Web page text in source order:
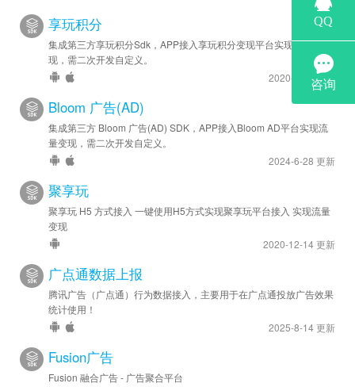
享玩积分
集成第三方享玩积分Sdk，APP接入享玩积分变现平台实现流量变
现，需二次开发自定义。
2020-8-20 更新
Bloom 广告(AD)
集成第三方 Bloom 广告(AD) SDK，APP接入Bloom AD平台实现流
量变现，需二次开发自定义。
2024-6-28 更新
聚享玩
聚享玩 H5 方式接入 一键使用H5方式实现聚享玩平台接入 实现流量
变现
2020-12-14 更新
广点通数据上报
腾讯广告（广点通）行为数据接入，主要用于在广点通投放广告效果
统计使用！
2025-8-14 更新
Fusion广告
Fusion 融合广告 - 广告聚合平台